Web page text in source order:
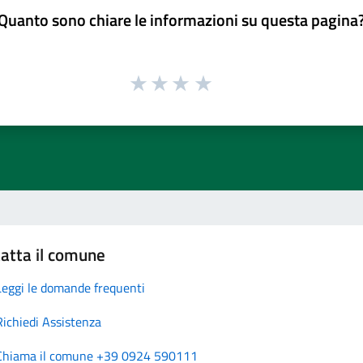
sono chiare le informazioni su questa
il comune
le domande frequenti
Assistenza
il comune +39 0924 590111